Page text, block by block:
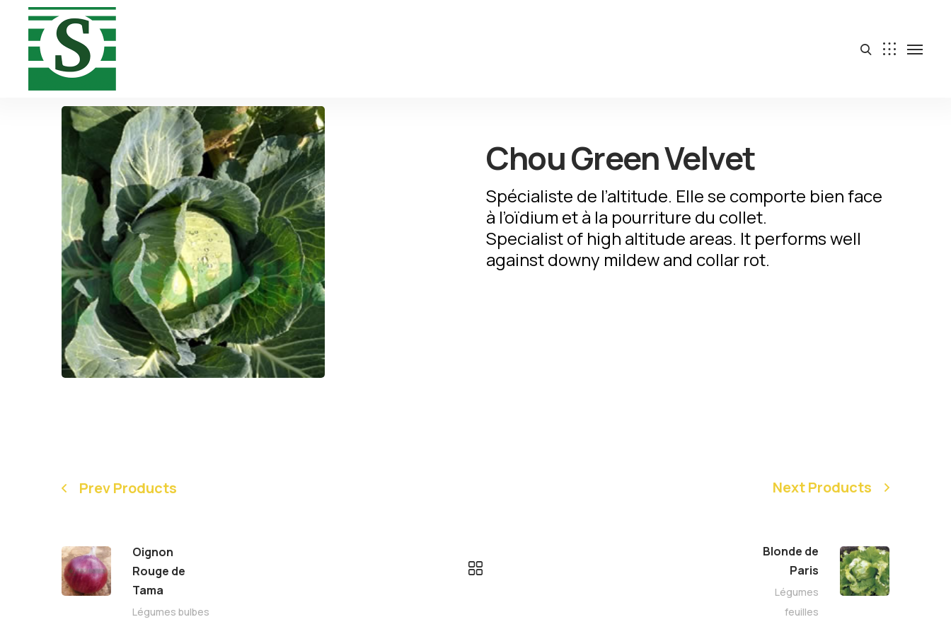
Chou Green Velvet
Spécialiste de l’altitude. Elle se comporte bien face
à l’oïdium et à la pourriture du collet.
Specialist of high altitude areas. It performs well
against downy mildew and collar rot.
Prev Products
Oignon
Rouge de
Tama
Légumes bulbes
Next Products
Blonde de
Paris
Légumes
feuilles